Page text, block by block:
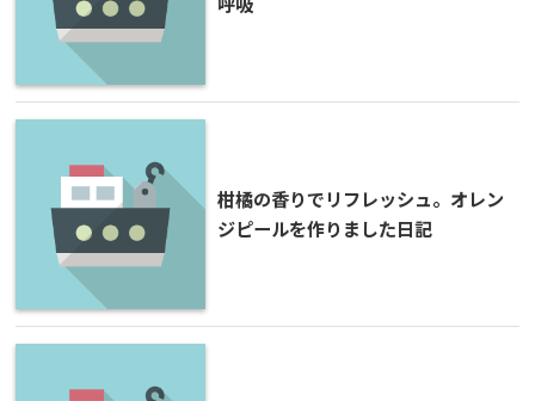
柑橘の香りでリフレッシュ。オレン
ジピールを作りました日記